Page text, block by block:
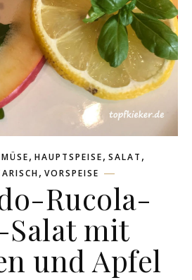
, HAUPTSPEISE, SALAT ,
, VORSPEISE
Rucola-
Salat mit
und Apfel